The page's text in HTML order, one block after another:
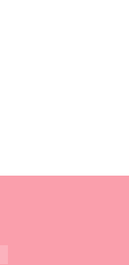
アカウント
アカウント公式アカウント
みんFacebook公式アカウン
りーみんYouTube公式アカ